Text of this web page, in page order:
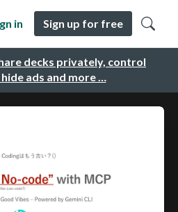
decks privately, control
ads and more …
in Sign up for free